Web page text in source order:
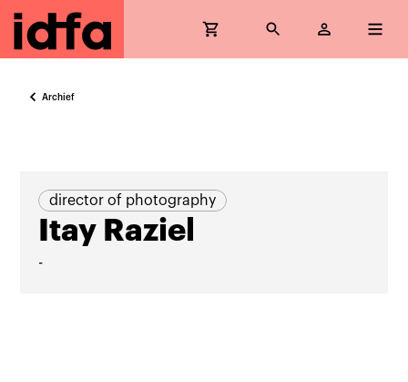
Archief
director of photography
Itay Raziel
-